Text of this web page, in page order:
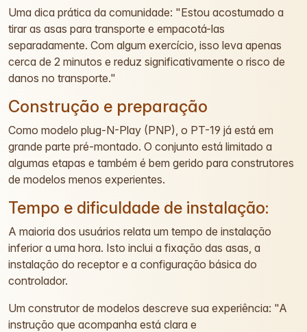
Uma dica prática da comunidade: "Estou acostumado a
tirar as asas para transporte e empacotá-las
separadamente. Com algum exercício, isso leva apenas
cerca de 2 minutos e reduz significativamente o risco de
danos no transporte."
Construção e preparação
Como modelo plug-N-Play (PNP), o PT-19 já está em
grande parte pré-montado. O conjunto está limitado a
algumas etapas e também é bem gerido para construtores
de modelos menos experientes.
Tempo e dificuldade de instalação:
A maioria dos usuários relata um tempo de instalação
inferior a uma hora. Isto inclui a fixação das asas, a
instalação do receptor e a configuração básica do
controlador.
Um construtor de modelos descreve sua experiência: "A
instrução que acompanha está clara e